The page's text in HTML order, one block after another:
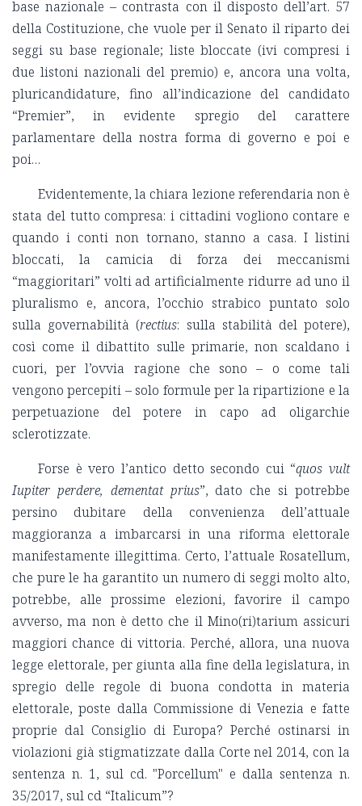
base nazionale – contrasta con il disposto dell’art. 57
della Costituzione, che vuole per il Senato il riparto dei
seggi su base regionale; liste bloccate (ivi compresi i
due listoni nazionali del premio) e, ancora una volta,
pluricandidature, fino all’indicazione del candidato
“Premier”, in evidente spregio del carattere
parlamentare della nostra forma di governo e poi e
poi…
Evidentemente, la chiara lezione referendaria non è
stata del tutto compresa: i cittadini vogliono contare e
quando i conti non tornano, stanno a casa. I listini
bloccati, la camicia di forza dei meccanismi
“maggioritari” volti ad artificialmente ridurre ad uno il
pluralismo e, ancora, l’occhio strabico puntato solo
sulla governabilità (rectius: sulla stabilità del potere),
così come il dibattito sulle primarie, non scaldano i
cuori, per l’ovvia ragione che sono – o come tali
vengono percepiti – solo formule per la ripartizione e la
perpetuazione del potere in capo ad oligarchie
sclerotizzate.
Forse è vero l’antico detto secondo cui “quos vult
Iupiter perdere, dementat prius”, dato che si potrebbe
persino dubitare della convenienza dell’attuale
maggioranza a imbarcarsi in una riforma elettorale
manifestamente illegittima. Certo, l’attuale Rosatellum,
che pure le ha garantito un numero di seggi molto alto,
potrebbe, alle prossime elezioni, favorire il campo
avverso, ma non è detto che il Mino(ri)tarium assicuri
maggiori chance di vittoria. Perché, allora, una nuova
legge elettorale, per giunta alla fine della legislatura, in
spregio delle regole di buona condotta in materia
elettorale, poste dalla Commissione di Venezia e fatte
proprie dal Consiglio di Europa? Perché ostinarsi in
violazioni già stigmatizzate dalla Corte nel 2014, con la
sentenza n. 1, sul cd. "Porcellum" e dalla sentenza n.
35/2017, sul cd “Italicum”?